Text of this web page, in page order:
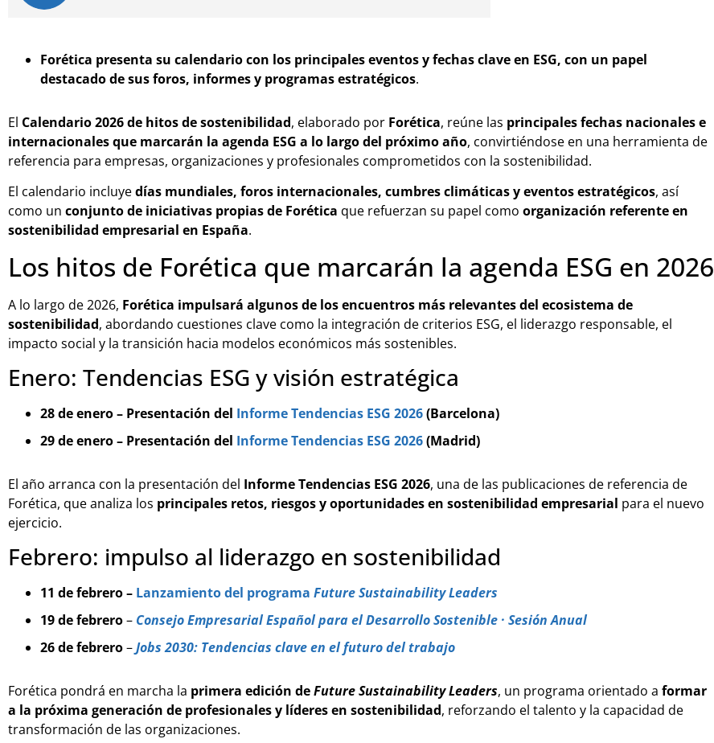
Forética presenta su calendario con los principales eventos y fechas clave en ESG, con un papel
destacado de sus foros, informes y programas estratégicos.
El Calendario 2026 de hitos de sostenibilidad, elaborado por Forética, reúne las principales fechas nacionales e
internacionales que marcarán la agenda ESG a lo largo del próximo año, convirtiéndose en una herramienta de
referencia para empresas, organizaciones y profesionales comprometidos con la sostenibilidad.
El calendario incluyedías mundiales, foros internacionales, cumbres climáticas y eventos estratégicos, así
como un conjunto de iniciativas propias de Forética que refuerzan su papel como organización referente en
sostenibilidad empresarial en España.
Los hitos de Forética que marcarán la agenda ESG en 2026
A lo largo de 2026, Forética impulsará algunos de los encuentros más relevantes del ecosistema de
sostenibilidad, abordando cuestiones clave como la integración de criterios ESG, el liderazgo responsable, el
impacto social y la transición hacia modelos económicos más sostenibles.
Enero: Tendencias ESG y visión estratégica
28 de enero – Presentación del Informe Tendencias ESG 2026(Barcelona)
29 de enero – Presentación del Informe Tendencias ESG 2026(Madrid)
El año arranca con la presentación del Informe Tendencias ESG 2026, una de las publicaciones de referencia de
Forética, que analiza los principales retos, riesgos y oportunidades en sostenibilidad empresarial para el nuevo
ejercicio.
Febrero: impulso al liderazgo en sostenibilidad
11 de febrero – Lanzamiento del programa Future Sustainability Leaders
19 de febrero– Consejo Empresarial Español para el Desarrollo Sostenible · Sesión Anual
26 de febrero–Jobs 2030: Tendencias clave en el futuro del trabajo
Forética pondrá en marcha la primera edición deFuture Sustainability Leaders, un programa orientado a formar
a la próxima generación de profesionales y líderes en sostenibilidad, reforzando el talento y la capacidad de
transformación de las organizaciones.